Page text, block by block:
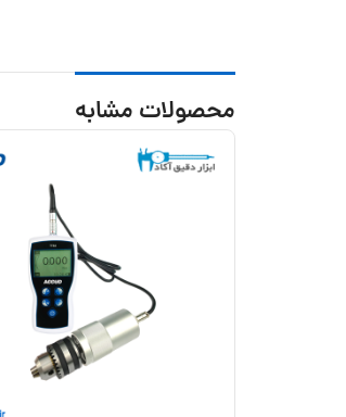
محصولات مشابه